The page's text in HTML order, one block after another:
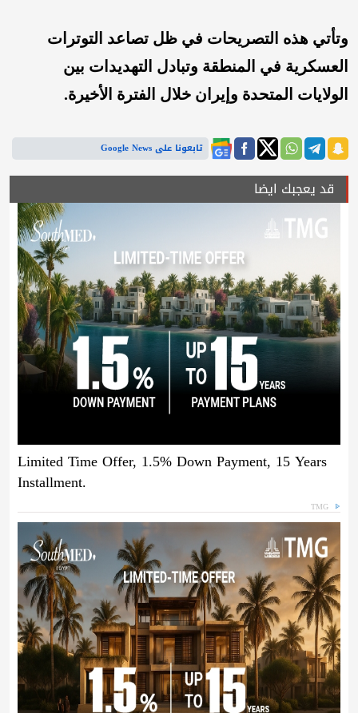
وتأتي هذه التصريحات في ظل تصاعد التوترات
العسكرية في المنطقة وتبادل التهديدات بين
الولايات المتحدة وإيران خلال الفترة الأخيرة.
تابعونا على Google News
قد يعجبك ايضا
Limited Time Offer, 1.5% Down Payment, 15 Years
Installment.
TMG